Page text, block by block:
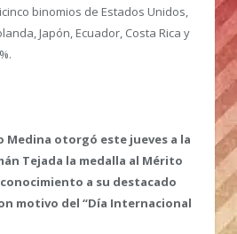
binomios de Estados Unidos,
Japón, Ecuador, Costa Rica y
Medina otorgó este jueves a la
Tejada la medalla al Mérito
a su destacado
motivo del “Día Internacional